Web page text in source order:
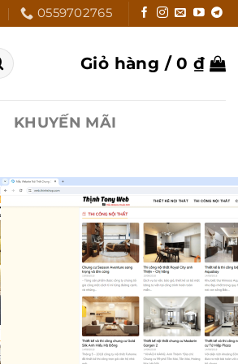
0559702765
Giỏ hàng /0₫
KHUYẾN MÃI